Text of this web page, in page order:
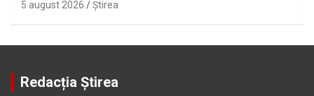
5 august 2026 Ştirea
Redacția Știrea